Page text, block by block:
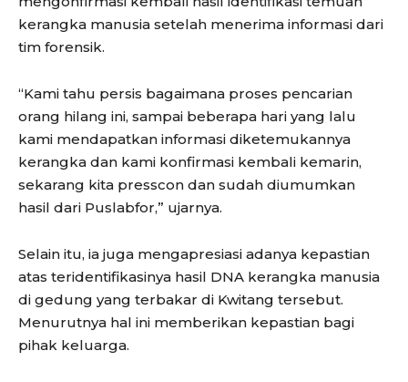
kerangka manusia setelah menerima informasi dari
tim forensik.
“Kami tahu persis bagaimana proses pencarian
orang hilang ini, sampai beberapa hari yang lalu
kami mendapatkan informasi diketemukannya
kerangka dan kami konfirmasi kembali kemarin,
sekarang kita presscon dan sudah diumumkan
hasil dari Puslabfor,” ujarnya.
Selain itu, ia juga mengapresiasi adanya kepastian
atas teridentifikasinya hasil DNA kerangka manusia
di gedung yang terbakar di Kwitang tersebut.
Menurutnya hal ini memberikan kepastian bagi
pihak keluarga.